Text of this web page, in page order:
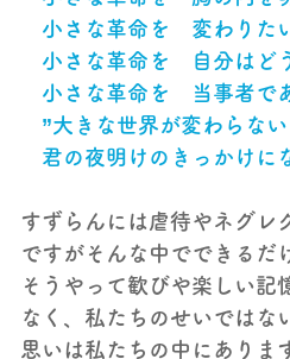
小さな革命を　変わりた
小さな革命を　自分はど
小さな革命を　当事者で
”大きな世界が変わらない
君の夜明けのきっかけに
すずらんには虐待やネグレ
ですがそんな中でできるだ
そうやって歓びや楽しい記
なく、私たちのせいではな
思いは私たちの中にありま